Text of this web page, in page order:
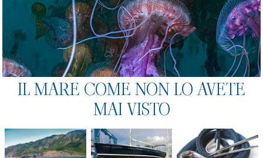
IL MARE COME NON LO AVETE
MAI VISTO